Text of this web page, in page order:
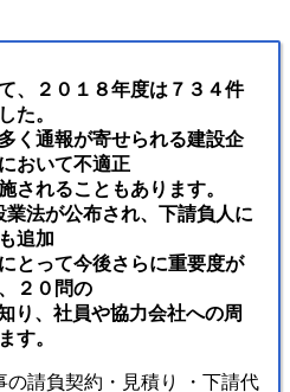
、２０１８年度は７３４件
た。
く通報が寄せられる建設企
において不適正
されることもあります。
法が公布され、下請負人に
追加
とって今後さらに重要度が
２０問の
り、社員や協力会社への周
す。
の請負契約・見積り ・下請代